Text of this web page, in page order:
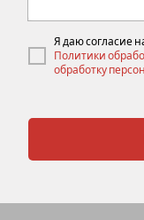
Я даю согласие
Политики
обработку